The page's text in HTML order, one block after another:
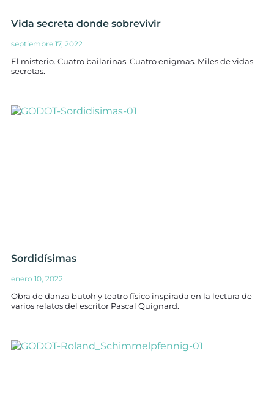
Vida secreta donde sobrevivir
septiembre 17, 2022
El misterio. Cuatro bailarinas. Cuatro enigmas. Miles de vidas
secretas.
Sordidísimas
enero 10, 2022
Obra de danza butoh y teatro físico inspirada en la lectura de
varios relatos del escritor Pascal Quignard.